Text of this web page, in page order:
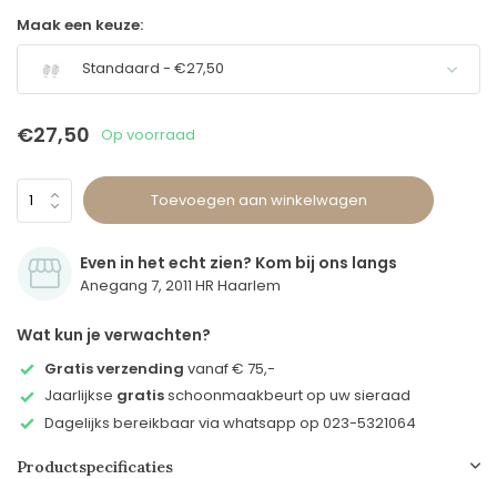
Maak een keuze:
Standaard - €27,50
€27,50 Op voorraad
Toevoegen aan winkelwagen
Even in het echt zien? Kom bij ons langs
Anegang 7, 2011 HR Haarlem
Wat kun je verwachten?
Gratis verzending vanaf € 75,-
Jaarlijkse gratisschoonmaakbeurt op uw sieraad
Dagelijks bereikbaar via whatsapp op 023-5321064
Productspecificaties